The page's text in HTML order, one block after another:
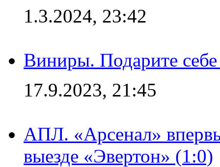
1.3.2024, 23:42
Виниры. Подарите
17.9.2023, 21:45
АПЛ. «Арсенал»
выезде «Эвертон» (1:0)